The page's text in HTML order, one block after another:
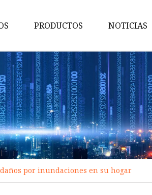
PRODUCTOS
Personalizado
Bomba de aguas residuales
Bombas de fuente
Bomba sumergible
Bomba de agua de alto flujo
Bomba sumergible portátil
Bombas sumergibles de
NOTICIAS
por inundaciones en su hogar